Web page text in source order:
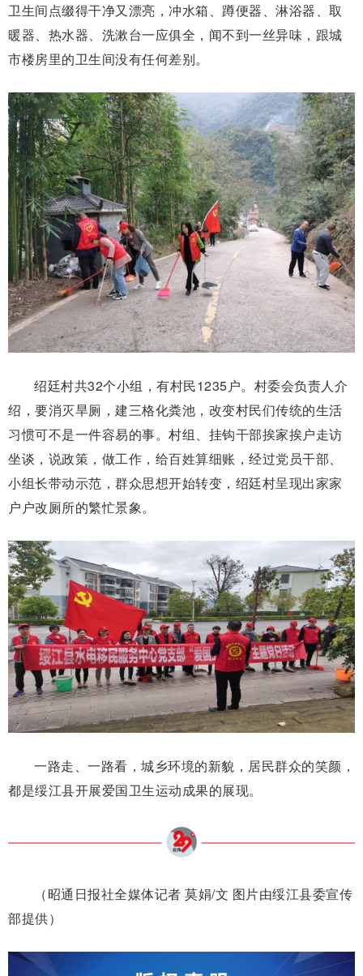
卫生间点缀得干净又漂亮，冲水箱、蹲便器、淋浴器、取
暖器、热水器、洗漱台一应俱全，闻不到一丝异味，跟城
市楼房里的卫生间没有任何差别。
绍廷村共32个小组，有村民1235户。村委会负责人介
绍，要消灭旱厕，建三格化粪池，改变村民们传统的生活
习惯可不是一件容易的事。村组、挂钩干部挨家挨户走访
坐谈，说政策，做工作，给百姓算细账，经过党员干部、
小组长带动示范，群众思想开始转变，绍廷村呈现出家家
户户改厕所的繁忙景象。
一路走、一路看，城乡环境的新貌，居民群众的笑颜，
都是绥江县开展爱国卫生运动成果的展现。
（昭通日报社全媒体记者 莫娟/文 图片由绥江县委宣传
部提供）